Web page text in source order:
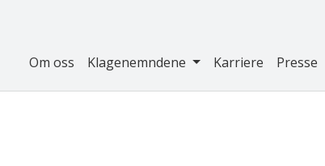
Om oss Klagenemndene Karriere Presse